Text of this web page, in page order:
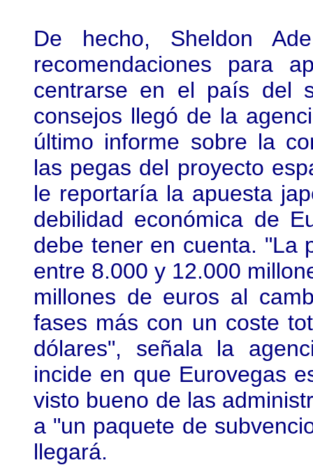
De hecho, Sheldon
recomendaciones para
centrarse en el país del
consejos llegó de la
último informe sobre la
las pegas del proyecto
le reportaría la apuesta
debilidad económica de
debe tener en cuenta. "La
entre 8.000 y 12.000
millones de euros al
fases más con un coste
dólares", señala la
incide en que Eurovegas
visto bueno de las
a "un paquete de
llegará.